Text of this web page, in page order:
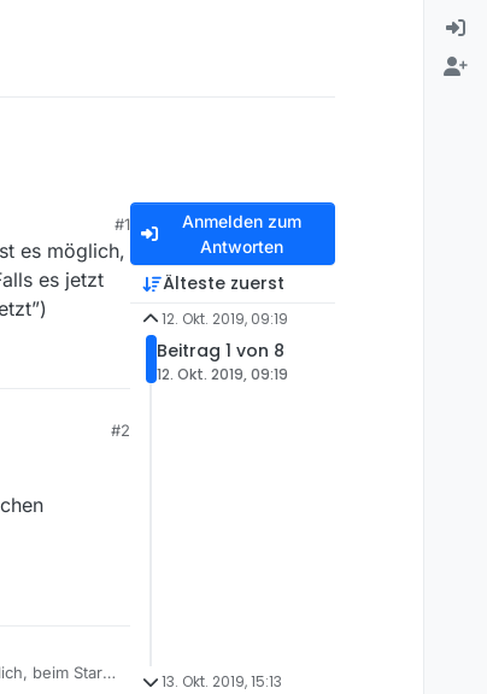
#1
es möglich,
es jetzt
#2
beim Start
Anmelden zum
Antworten
Älteste zuerst
12. Okt. 2019, 09:19
Beitrag 1 von 8
12. Okt. 2019, 09:19
13. Okt. 2019, 15:13